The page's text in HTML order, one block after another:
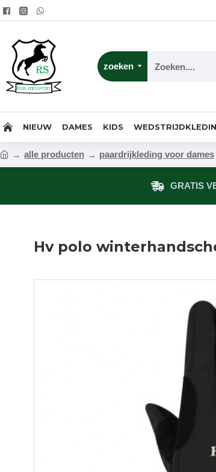
zoeken
NIEUW DAMES KIDS
alle producten paardrijkleding voor dames
GRATIS
Hv polo